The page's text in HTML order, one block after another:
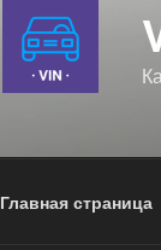
Главная страница